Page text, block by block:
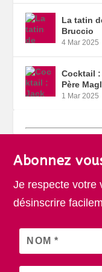
La tatin
Bruccio
4 Mar 2025
Cocktail
Père
1 Mar 2025
Abonnez
Je respecte votre
désinscrire